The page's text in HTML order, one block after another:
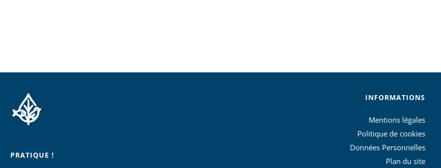
PRATIQUE !
INFORMATIONS
Mentions légales
Politique de cookies
Données Personnelles
Plan du site